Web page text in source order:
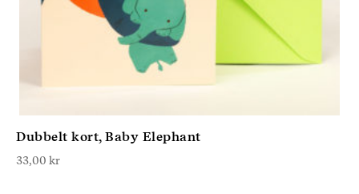
Dubbelt kort, Baby Elephant
33,00 kr